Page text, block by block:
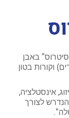
באבן
וקורות בטון
אינסטלציה,
לצורך